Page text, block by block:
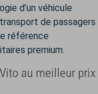
d’un véhicule
de passagers
référence
premium.
au meilleur prix